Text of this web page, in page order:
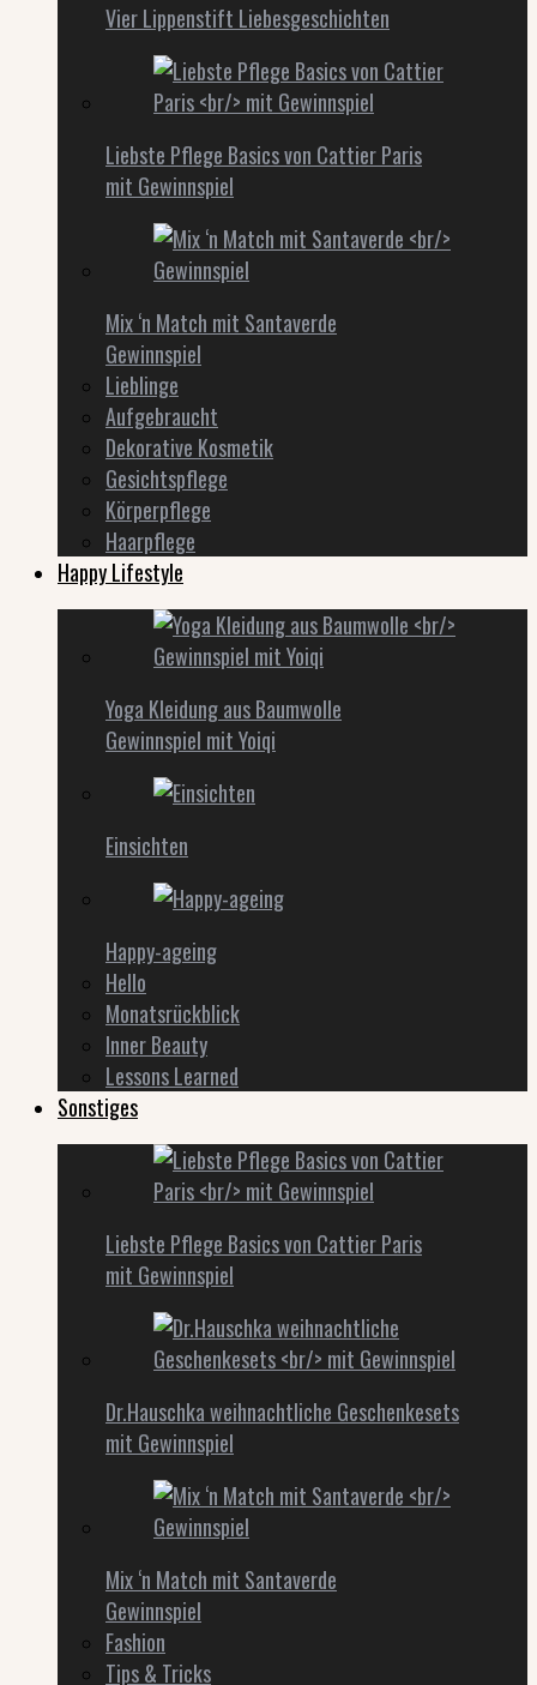
Vier Lippenstift Liebesgeschichten
Liebste Pflege Basics von Cattier Paris
mit Gewinnspiel
Mix ‘n Match mit Santaverde
Gewinnspiel
Lieblinge
Aufgebraucht
Dekorative Kosmetik
Gesichtspflege
Körperpflege
Haarpflege
Happy Lifestyle
Yoga Kleidung aus Baumwolle
Gewinnspiel mit Yoiqi
Einsichten
Happy-ageing
Hello
Monatsrückblick
Inner Beauty
Lessons Learned
Sonstiges
Liebste Pflege Basics von Cattier Paris
mit Gewinnspiel
Dr.Hauschka weihnachtliche Geschenkesets
mit Gewinnspiel
Mix ‘n Match mit Santaverde
Gewinnspiel
Fashion
Tips & Tricks